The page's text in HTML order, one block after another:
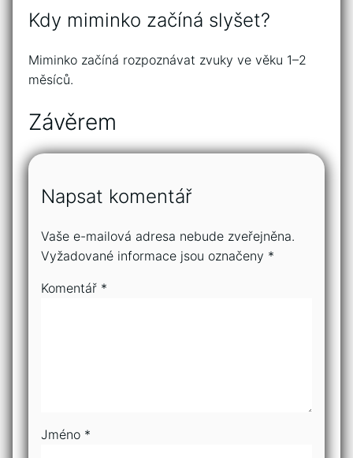
Kdy miminko začíná slyšet?
Miminko začíná rozpoznávat zvuky ve věku 1–2
měsíců.
Závěrem
Napsat komentář
Vaše e-mailová adresa nebude zveřejněna.
Vyžadované informace jsou označeny *
Komentář *
Jméno *